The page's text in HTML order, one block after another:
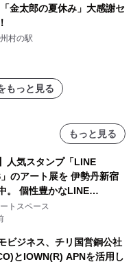
金太郎の夏休み」大感謝セ
村の駅
もっと見る
もっと見る
人気スタンプ「LINE
のアート展を 伊勢丹新宿
。 個性豊かなLINE
仲間たちが インテリアア
新たな魅力を発信。
トスペース
ビジネス、チリ国営銅公社
とIOWN(R) APNを活用し